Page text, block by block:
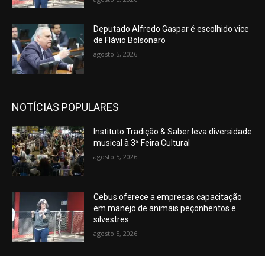
Deputado Alfredo Gaspar é escolhido vice
de Flávio Bolsonaro
agosto 5, 2026
NOTÍCIAS POPULARES
Instituto Tradição & Saber leva diversidade
musical à 3ª Feira Cultural
agosto 5, 2026
Cebus oferece a empresas capacitação
em manejo de animais peçonhentos e
silvestres
agosto 5, 2026